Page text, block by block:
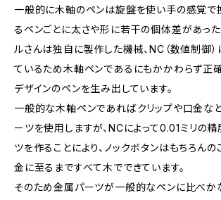
一般的に木軸のペンは旋盤を使い手の感覚で
るペンごとに太さや形に若干の個体差があった
ルさんは独自に製作した機械、NC（数値制御）
ているため木軸ペンであるにもかかわらず正
デザインのペンを生み出しています。
一般的な木軸ペンであればクリップや口金な
ーツを使用しますが、NCによって0.01ミリの
ツを作ることにより、ノックボタンはもちろんの
金に至るまですべて木でできています。
そのため金属パーツが一般的なペンに比べか